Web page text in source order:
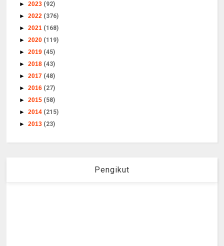
►2023 (92)
►2022 (376)
►2021 (168)
►2020 (119)
►2019 (45)
►2018 (43)
►2017 (48)
►2016 (27)
►2015 (58)
►2014 (215)
►2013 (23)
Pengikut